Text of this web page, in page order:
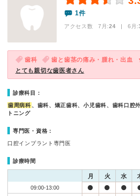
1件
アクセス数 7月:24 | 6月:
歯科 歯と歯茎の痛み・腫れ・出血
とても親切な歯医者さん
診療科目：
歯周病科 、歯科、矯正歯科、小児歯科、歯科口腔
トニング
専門医・資格：
口腔インプラント専門医
診療時間
月 火 水
09:00-13:00